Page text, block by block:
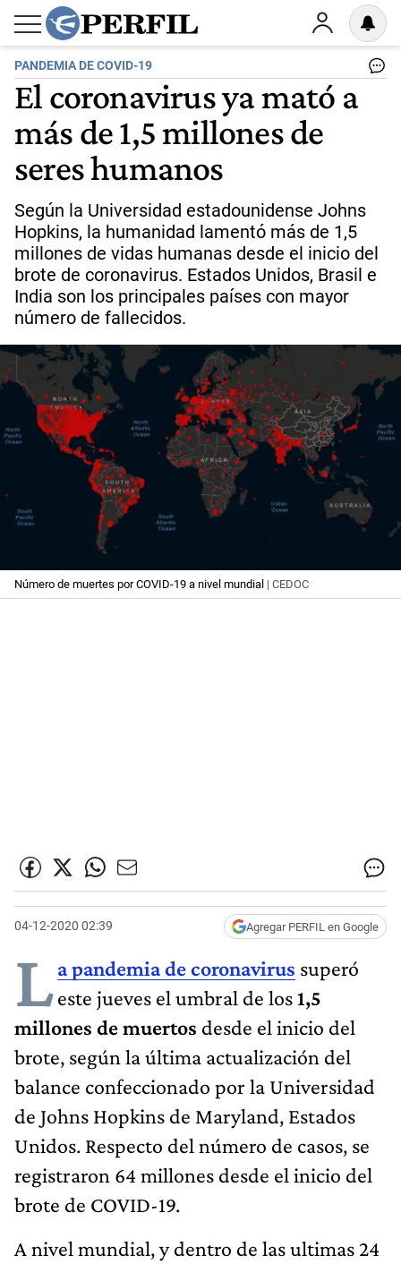
PANDEMIA DE COVID-19
El coronavirus ya mató a
más de 1,5 millones de
seres humanos
Según la Universidad estadounidense Johns
Hopkins, la humanidad lamentó más de 1,5
millones de vidas humanas desde el inicio del
brote de coronavirus. Estados Unidos, Brasil e
India son los principales países con mayor
número de fallecidos.
Número de muertes por COVID-19 a nivel mundial | CEDOC
04-12-2020 02:39 Agregar PERFIL en Google
La pandemia de coronavirus superó
este jueves el umbral de los1,5
millones de muertos desde el inicio del
brote, según la última actualización del
balance confeccionado por la Universidad
de Johns Hopkins de Maryland, Estados
Unidos. Respecto del número de casos, se
registraron 64 millones desde el inicio del
brote de COVID-19.
A nivel mundial, y dentro de las ultimas 24